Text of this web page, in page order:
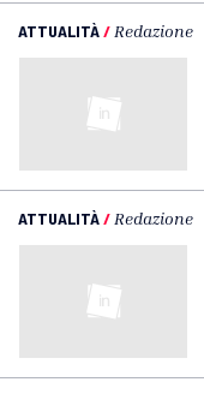
ATTUALITÀ/ Redazione
ATTUALITÀ/ Redazione